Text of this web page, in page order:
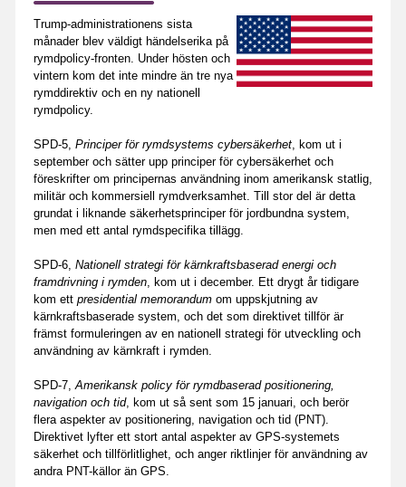
Trump-administrationens sista
månader blev väldigt händelserika på
rymdpolicy-fronten. Under hösten och
vintern kom det inte mindre än tre nya
rymddirektiv och en ny nationell
rymdpolicy.
SPD-5, Principer för rymdsystems cybersäkerhet, kom ut i
september och sätter upp principer för cybersäkerhet och
föreskrifter om principernas användning inom amerikansk statlig,
militär och kommersiell rymdverksamhet. Till stor del är detta
grundat i liknande säkerhetsprinciper för jordbundna system,
men med ett antal rymdspecifika tillägg.
SPD-6, Nationell strategi för kärnkraftsbaserad energi och
framdrivning i rymden, kom ut i december. Ett drygt år tidigare
kom ett presidential memorandum om uppskjutning av
kärnkraftsbaserade system, och det som direktivet tillför är
främst formuleringen av en nationell strategi för utveckling och
användning av kärnkraft i rymden.
SPD-7,Amerikansk policy för rymdbaserad positionering,
navigation och tid, kom ut så sent som 15 januari, och berör
flera aspekter av positionering, navigation och tid (PNT).
Direktivet lyfter ett stort antal aspekter av GPS-systemets
säkerhet och tillförlitlighet, och anger riktlinjer för användning av
andra PNT-källor än GPS.